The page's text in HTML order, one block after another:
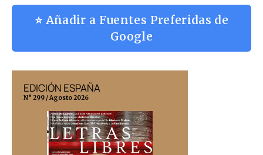
⭐ Añadir a Fuentes Preferidas de
Google
EDICIÓN ESPAÑA
N° 299 / Agosto 2026